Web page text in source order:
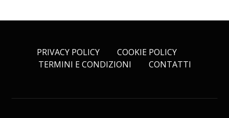
PRIVACY POLICY
COOKIE POLICY
TERMINI E CONDIZIONI
CONTATTI